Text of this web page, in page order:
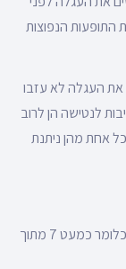
התופעות הנפוצות
את העגלה לא עזבו
לנטישה הן לרוב
אחת מהן ניתנת
שיעור נטישת עגלות ממוצע עומד על 69.8% – כלומר כמעט 7 מתוך